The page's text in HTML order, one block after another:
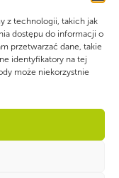
z technologii, takich jak
dostępu do informacji o
przetwarzać dane, takie
identyfikatory na tej
może niekorzystnie